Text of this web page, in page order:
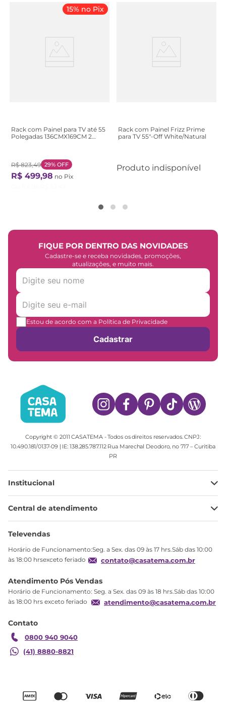
15% no Pix
Rack com Painel para TV até 55
Polegadas 136CMX169CM 2
R$ 823,49 29% OFF
R$ 499,98 no Pix
Rack com Painel Frizz Prime
para TV 55"-Off White/Natural
Produto indisponível
FIQUE POR DENTRO DAS NOVIDADES
Cadastre-se e receba novidades, promoções,
atualizações, e muito mais.
Estou de acordo com a Política de Privacidade
Cadastrar
Copyright © 2011 CASATEMA - Todos os direitos reservados. CNPJ:
10.490.181/0137-09 | IE: 138.285.787.112 Rua Marechal Deodoro, no 717 – Curitiba
PR
Institucional
Minha Conta
Meus pedidos
Troca
Formas de Pagamento
Garantia
Central de atendimento
Ajuda
Televendas
Horário de Funcionamento:Seg. a Sex. das 09 às 17 hrs.Sáb das 10:00
às 18:00 hrsexceto feriado
contato@casatema.com.br
Atendimento Pós Vendas
Horário de Funcionamento: Seg. a Sex. das 09 às 18 hrs.Sáb das 10:00
às 18:00 hrs exceto feriado
atendimento@casatema.com.br
Contato
0800 940 9040
(41) 8880-8821